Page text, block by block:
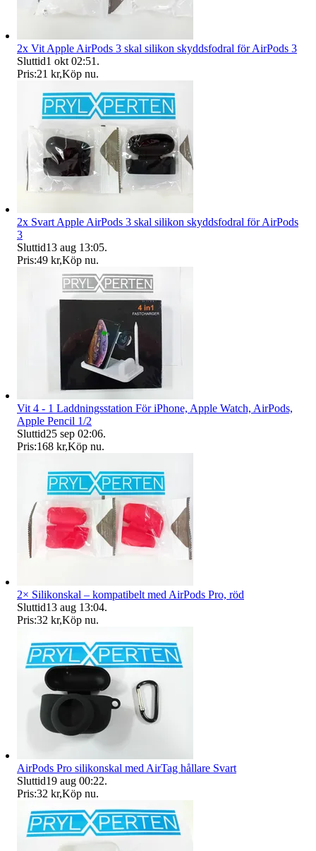
2x Vit Apple AirPods 3 skal silikon skyddsfodral för AirPods 3
Sluttid1 okt 02:51 .
Pris:21 kr,Köp nu.
2x Svart Apple AirPods 3 skal silikon skyddsfodral för AirPods
3
Sluttid13 aug 13:05.
Pris:49 kr,Köp nu.
Vit 4 - 1 Laddningsstation För iPhone, Apple Watch, AirPods,
Apple Pencil 1/2
Sluttid25 sep 02:06.
Pris:168 kr,Köp nu.
2× Silikonskal – kompatibelt med AirPods Pro, röd
Sluttid13 aug 13:04.
Pris:32 kr,Köp nu.
AirPods Pro silikonskal med AirTag hållare Svart
Sluttid19 aug 00:22.
Pris:32 kr,Köp nu.